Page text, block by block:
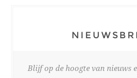
Blijf op de hoogte van nieuws